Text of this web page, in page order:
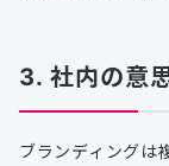
3. 社内の意
ブランディングは